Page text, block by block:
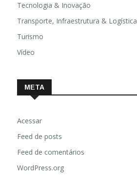
Tecnologia & Inovação
Transporte, Infraestrutura & Logística
Turismo
Vídeo
META
Acessar
Feed de posts
Feed de comentários
WordPress.org